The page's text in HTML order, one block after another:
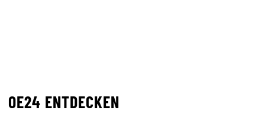
OE24 ENTDECKEN